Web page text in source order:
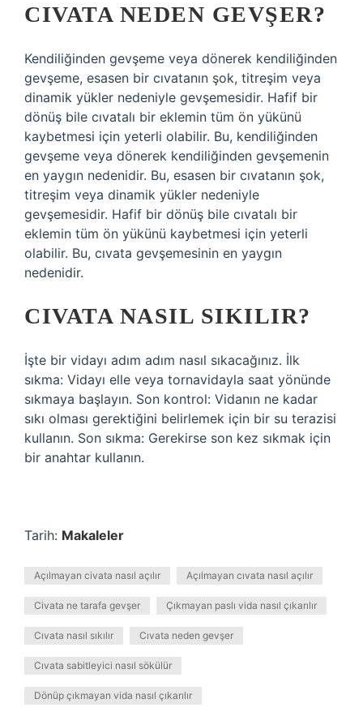
CIVATA NEDEN GEVŞER?
Kendiliğinden gevşeme veya dönerek kendiliğinden
gevşeme, esasen bir cıvatanın şok, titreşim veya
dinamik yükler nedeniyle gevşemesidir. Hafif bir
dönüş bile cıvatalı bir eklemin tüm ön yükünü
kaybetmesi için yeterli olabilir. Bu, kendiliğinden
gevşeme veya dönerek kendiliğinden gevşemenin
en yaygın nedenidir. Bu, esasen bir cıvatanın şok,
titreşim veya dinamik yükler nedeniyle
gevşemesidir. Hafif bir dönüş bile cıvatalı bir
eklemin tüm ön yükünü kaybetmesi için yeterli
olabilir. Bu, cıvata gevşemesinin en yaygın
nedenidir.
CIVATA NASIL SIKILIR?
İşte bir vidayı adım adım nasıl sıkacağınız. İlk
sıkma: Vidayı elle veya tornavidayla saat yönünde
sıkmaya başlayın. Son kontrol: Vidanın ne kadar
sıkı olması gerektiğini belirlemek için bir su terazisi
kullanın. Son sıkma: Gerekirse son kez sıkmak için
bir anahtar kullanın.
Tarih: Makaleler
Açılmayan civata nasıl açılır Açılmayan cıvata nasıl açılır
Civata ne tarafa gevşer Çıkmayan paslı vida nasıl çıkarılır
Cıvata nasıl sıkılır Cıvata neden gevşer
Cıvata sabitleyici nasıl sökülür
Dönüp çıkmayan vida nasıl çıkarılır